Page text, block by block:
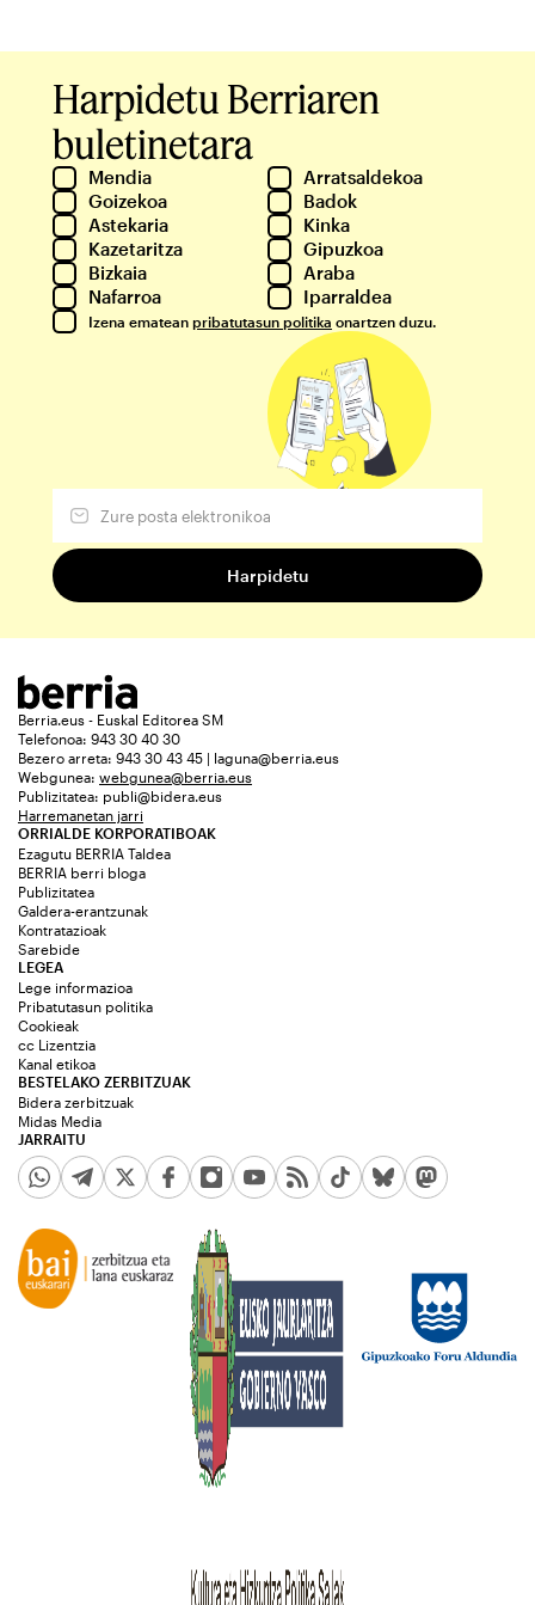
Harpidetu Berriaren
buletinetara
Mendia
Arratsaldekoa
Goizekoa
Badok
Astekaria
Kinka
Kazetaritza
Gipuzkoa
Bizkaia
Araba
Nafarroa
Iparraldea
Izena ematean pribatutasun politika onartzen duzu.
Berria.eus - Euskal Editorea SM
Telefonoa: 943 30 40 30
Bezero arreta: 943 30 43 45 | laguna@berria.eus
Webgunea: webgunea@berria.eus
Publizitatea: publi@bidera.eus
Harremanetan jarri
ORRIALDE KORPORATIBOAK
Ezagutu BERRIA Taldea
BERRIA berri bloga
Publizitatea
Galdera-erantzunak
Kontratazioak
Sarebide
JARRAITU
LEGEA
Lege informazioa
Pribatutasun politika
Cookieak
cc Lizentzia
Kanal etikoa
BESTELAKO ZERBITZUAK
Bidera zerbitzuak
Midas Media